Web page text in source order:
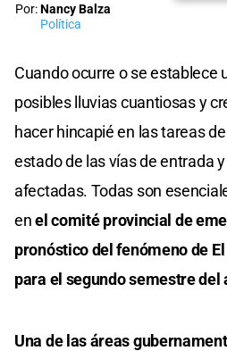
Por:Nancy Balza
Política
Cuando ocurre o se establece
posibles lluvias cuantiosas y
hacer hincapié en las tareas
estado de las vías de entrada
afectadas. Todas son
enel comité provincial de
pronóstico del fenómeno de
para el segundo semestre del
Una de las áreas